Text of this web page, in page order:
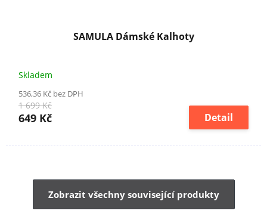
SAMULA Dámské Kalhoty
Skladem
536,36 Kč bez DPH
1 699 Kč
649 Kč Detail
Zobrazit všechny související produkty